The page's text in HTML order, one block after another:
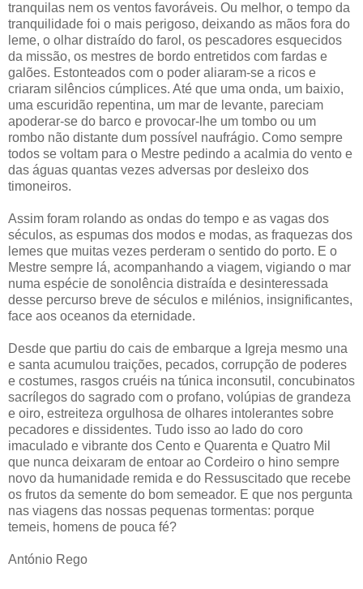
tranquilas nem os ventos favoráveis. Ou melhor, o tempo da
tranquilidade foi o mais perigoso, deixando as mãos fora do
leme, o olhar distraído do farol, os pescadores esquecidos
da missão, os mestres de bordo entretidos com fardas e
galões. Estonteados com o poder aliaram-se a ricos e
criaram silêncios cúmplices. Até que uma onda, um baixio,
uma escuridão repentina, um mar de levante, pareciam
apoderar-se do barco e provocar-lhe um tombo ou um
rombo não distante dum possível naufrágio. Como sempre
todos se voltam para o Mestre pedindo a acalmia do vento e
das águas quantas vezes adversas por desleixo dos
timoneiros.
Assim foram rolando as ondas do tempo e as vagas dos
séculos, as espumas dos modos e modas, as fraquezas dos
lemes que muitas vezes perderam o sentido do porto. E o
Mestre sempre lá, acompanhando a viagem, vigiando o mar
numa espécie de sonolência distraída e desinteressada
desse percurso breve de séculos e milénios, insignificantes,
face aos oceanos da eternidade.
Desde que partiu do cais de embarque a Igreja mesmo una
e santa acumulou traições, pecados, corrupção de poderes
e costumes, rasgos cruéis na túnica inconsutil, concubinatos
sacrílegos do sagrado com o profano, volúpias de grandeza
e oiro, estreiteza orgulhosa de olhares intolerantes sobre
pecadores e dissidentes. Tudo isso ao lado do coro
imaculado e vibrante dos Cento e Quarenta e Quatro Mil
que nunca deixaram de entoar ao Cordeiro o hino sempre
novo da humanidade remida e do Ressuscitado que recebe
os frutos da semente do bom semeador. E que nos pergunta
nas viagens das nossas pequenas tormentas: porque
temeis, homens de pouca fé?
António Rego